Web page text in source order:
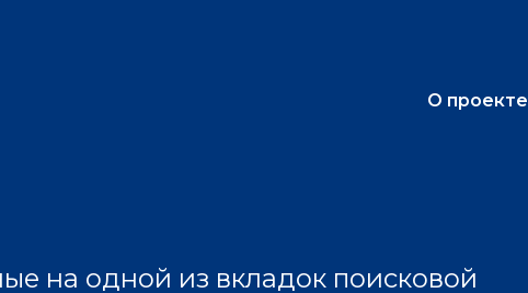
О проекте
на одной из вкладок поисковой